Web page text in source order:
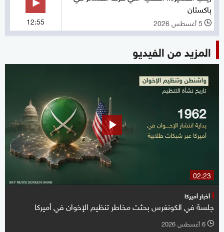
باكستان
l 5 أغسطس 2026 12:55
المزيد من الفيديو
02:23
أخبار أميركا
جلسة في الكونغرس بحثت مخاطر تنظيم الإخوان في أميركا
l 6 أغسطس 2026